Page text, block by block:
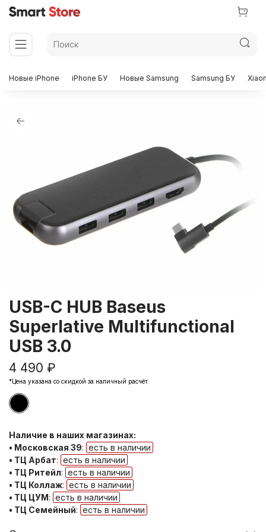
Новые iPhone iPhone БУ Новые Samsung Samsung БУ
USB-C HUB Baseus
Superlative Multifunctional
USB 3.0
4 490 ₽
*Цена указана со скидкой за наличный расчёт
Наличие в наших магазинах:
• Московская 39: есть в наличии
• ТЦ Арбат: есть в наличии
• ТЦ Ритейл: есть в наличии
• ТЦ Коллаж: есть в наличии
• ТЦ ЦУМ: есть в наличии
• ТЦ Семейный: есть в наличии